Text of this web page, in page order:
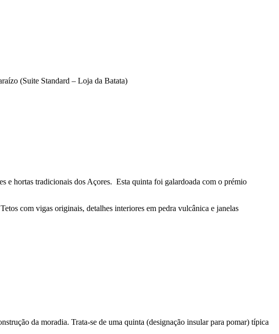
e hortas tradicionais dos Açores. Esta quinta foi galardoada com o prémio
com vigas originais, detalhes interiores em pedra vulcânica e janelas
da moradia. Trata-se de uma quinta (designação insular para pomar) típica